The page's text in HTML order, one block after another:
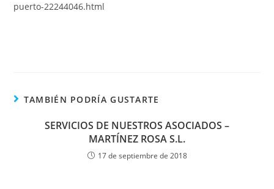
puerto-22244046.html
TAMBIÉN PODRÍA GUSTARTE
SERVICIOS DE NUESTROS ASOCIADOS –
MARTÍNEZ ROSA S.L.
17 de septiembre de 2018